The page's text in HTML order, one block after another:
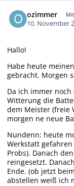
ozimmer
10. November
Hallo!
Habe heute
gebracht. Morgen
Da ich immer
Witterung die
dem Meister (freie
morgen ne neue
Nundenn: heute
Werkstatt
Probs). Danach
reingesetzt.
Ende. (ob jetzt
abstellen weiß ich